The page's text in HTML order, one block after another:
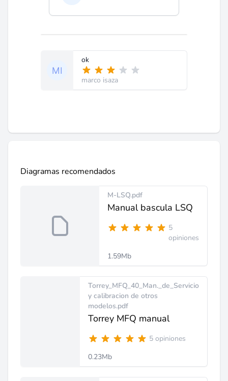
ok
marco isaza
Diagramas recomendados
M-LSQ.pdf
Manual bascula LSQ
5
opiniones
1.59Mb
Torrey_MFQ_40_Man._de_Servicio
y calibracion de otros
modelos.pdf
Torrey MFQ manual
5 opiniones
0.23Mb